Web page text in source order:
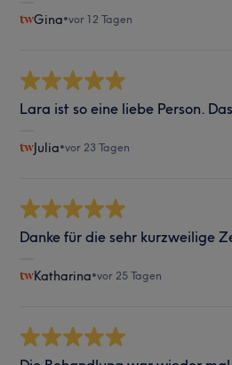
Gina•vor 12 Tagen
Lara ist so eine liebe Person.
Julia•vor 23 Tagen
Danke für die sehr kurzweilige
Katharina•vor 25 Tagen